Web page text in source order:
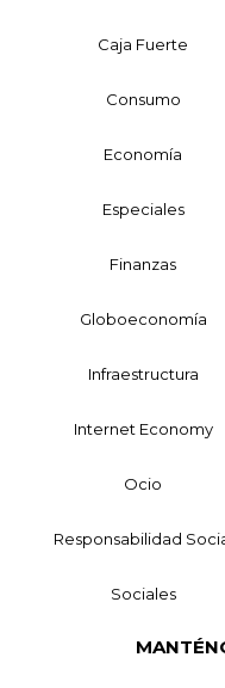
Caja Fuerte
Consumo
Economía
Especiales
Finanzas
Globoeconomía
Infraestructura
Internet Economy
Ocio
Responsabilidad
Sociales